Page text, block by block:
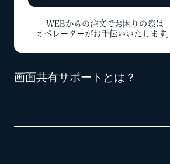
WEBからの注文でお困りの際は
オペレーターがお手伝いいたします。
画面共有サポートとは？